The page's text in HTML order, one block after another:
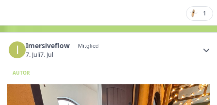
1
Imersiveflow Mitglied
7. Juli7. Jul
AUTOR